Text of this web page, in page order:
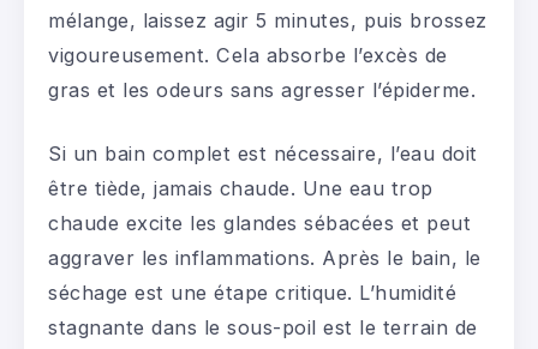
mélange, laissez agir 5 minutes, puis brossez
vigoureusement. Cela absorbe l’excès de
gras et les odeurs sans agresser l’épiderme.
Si un bain complet est nécessaire, l’eau doit
être tiède, jamais chaude. Une eau trop
chaude excite les glandes sébacées et peut
aggraver les inflammations. Après le bain, le
séchage est une étape critique. L’humidité
stagnante dans le sous-poil est le terrain de